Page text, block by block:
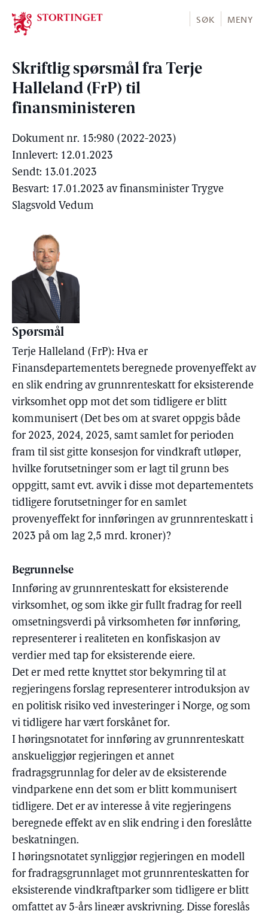
Stortinget.no
SØK MENY
Skriftlig spørsmål fra Terje
Halleland (FrP) til
finansministeren
Dokument nr. 15:980 (2022-2023)
Innlevert: 12.01.2023
Sendt: 13.01.2023
Besvart: 17.01.2023 av finansminister Trygve
Slagsvold Vedum
Spørsmål
Terje Halleland (FrP): Hva er
Finansdepartementets beregnede provenyeffekt av
en slik endring av grunnrenteskatt for eksisterende
virksomhet opp mot det som tidligere er blitt
kommunisert (Det bes om at svaret oppgis både
for 2023, 2024, 2025, samt samlet for perioden
fram til sist gitte konsesjon for vindkraft utløper,
hvilke forutsetninger som er lagt til grunn bes
oppgitt, samt evt. avvik i disse mot departementets
tidligere forutsetninger for en samlet
provenyeffekt for innføringen av grunnrenteskatt i
2023 på om lag 2,5 mrd. kroner)?
Begrunnelse
Innføring av grunnrenteskatt for eksisterende
virksomhet, og som ikke gir fullt fradrag for reell
omsetningsverdi på virksomheten før innføring,
representerer i realiteten en konfiskasjon av
verdier med tap for eksisterende eiere.
Det er med rette knyttet stor bekymring til at
regjeringens forslag representerer introduksjon av
en politisk risiko ved investeringer i Norge, og som
vi tidligere har vært forskånet for.
I høringsnotatet for innføring av grunnrenteskatt
anskueliggjør regjeringen et annet
fradragsgrunnlag for deler av de eksisterende
vindparkene enn det som er blitt kommunisert
tidligere. Det er av interesse å vite regjeringens
beregnede effekt av en slik endring i den foreslåtte
beskatningen.
I høringsnotatet synliggjør regjeringen en modell
for fradragsgrunnlaget mot grunnrenteskatten for
eksisterende vindkraftparker som tidligere er blitt
omfattet av 5-års lineær avskrivning. Disse foreslås